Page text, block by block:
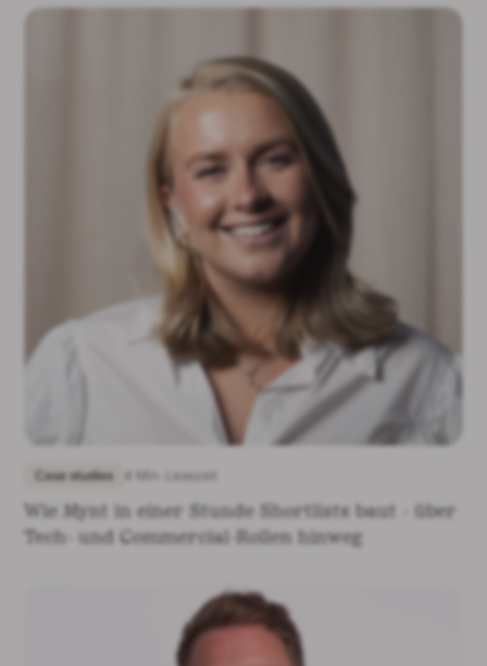
Case studies 4 Min. Lesezeit
Wie Mynt in einer Stunde Shortlists baut - über
Tech- und Commercial-Rollen hinweg